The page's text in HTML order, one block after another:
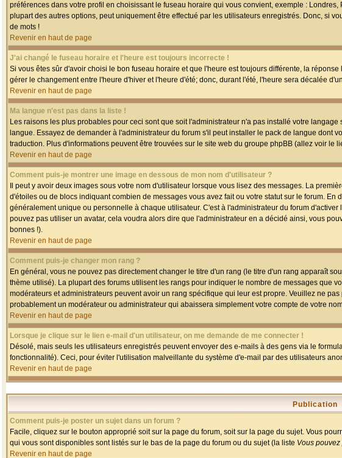
préférences dans votre profil en choisissant le fuseau horaire qui vous convient, exemple :
plupart des autres options, peut uniquement être effectué par les utilisateurs enregistrés. Donc, si
de mots !
Revenir en haut de page
J'ai changé le fuseau horaire et l'heure est toujours incorrecte !
Si vous êtes sûr d'avoir choisi le bon fuseau horaire et que l'heure est toujours différente, la
gérer le changement entre l'heure d'hiver et l'heure d'été; donc, durant l'été, l'heure sera décalée
Revenir en haut de page
Ma langue n'est pas dans la liste !
Les raisons les plus probables pour ceci sont que soit l'administrateur n'a pas installé votre
langue. Essayez de demander à l'administrateur du forum s'il peut installer le pack de langue dont
traduction. Plus d'informations peuvent être trouvées sur le site web du groupe phpBB (allez voir le
Revenir en haut de page
Comment puis-je montrer une image en dessous de mon nom d'utilisateur ?
Il peut y avoir deux images sous votre nom d'utilisateur lorsque vous lisez des messages. La
d'étoiles ou de blocs indiquant combien de messages vous avez fait ou votre statut sur le forum.
généralement unique ou personnelle à chaque utilisateur. C'est à l'administrateur du forum
pouvez pas utiliser un avatar, cela voudra alors dire que l'administrateur en a décidé ainsi, vous
bonnes !).
Revenir en haut de page
Comment puis-je changer mon rang ?
En général, vous ne pouvez pas directement changer le titre d'un rang (le titre d'un rang apparaît
thème utilisé). La plupart des forums utilisent les rangs pour indiquer le nombre de messages que
modérateurs et administrateurs peuvent avoir un rang spécifique qui leur est propre. Veuillez ne
probablement un modérateur ou administrateur qui abaissera simplement votre compte de votre
Revenir en haut de page
Lorsque je clique sur le lien e-mail d'un utilisateur, on me demande de me connecter !
Désolé, mais seuls les utilisateurs enregistrés peuvent envoyer des e-mails à des gens via le
fonctionnalité). Ceci, pour éviter l'utilisation malveillante du système d'e-mail par des utilisateurs
Revenir en haut de page
Publication
Comment puis-je poster un sujet dans un forum ?
Facile, cliquez sur le bouton approprié soit sur la page du forum, soit sur la page du sujet. Vous
qui vous sont disponibles sont listés sur le bas de la page du forum ou du sujet (la liste Vous
Revenir en haut de page